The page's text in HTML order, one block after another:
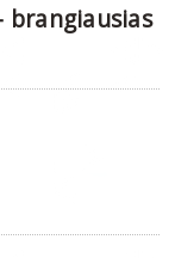
brangiausias